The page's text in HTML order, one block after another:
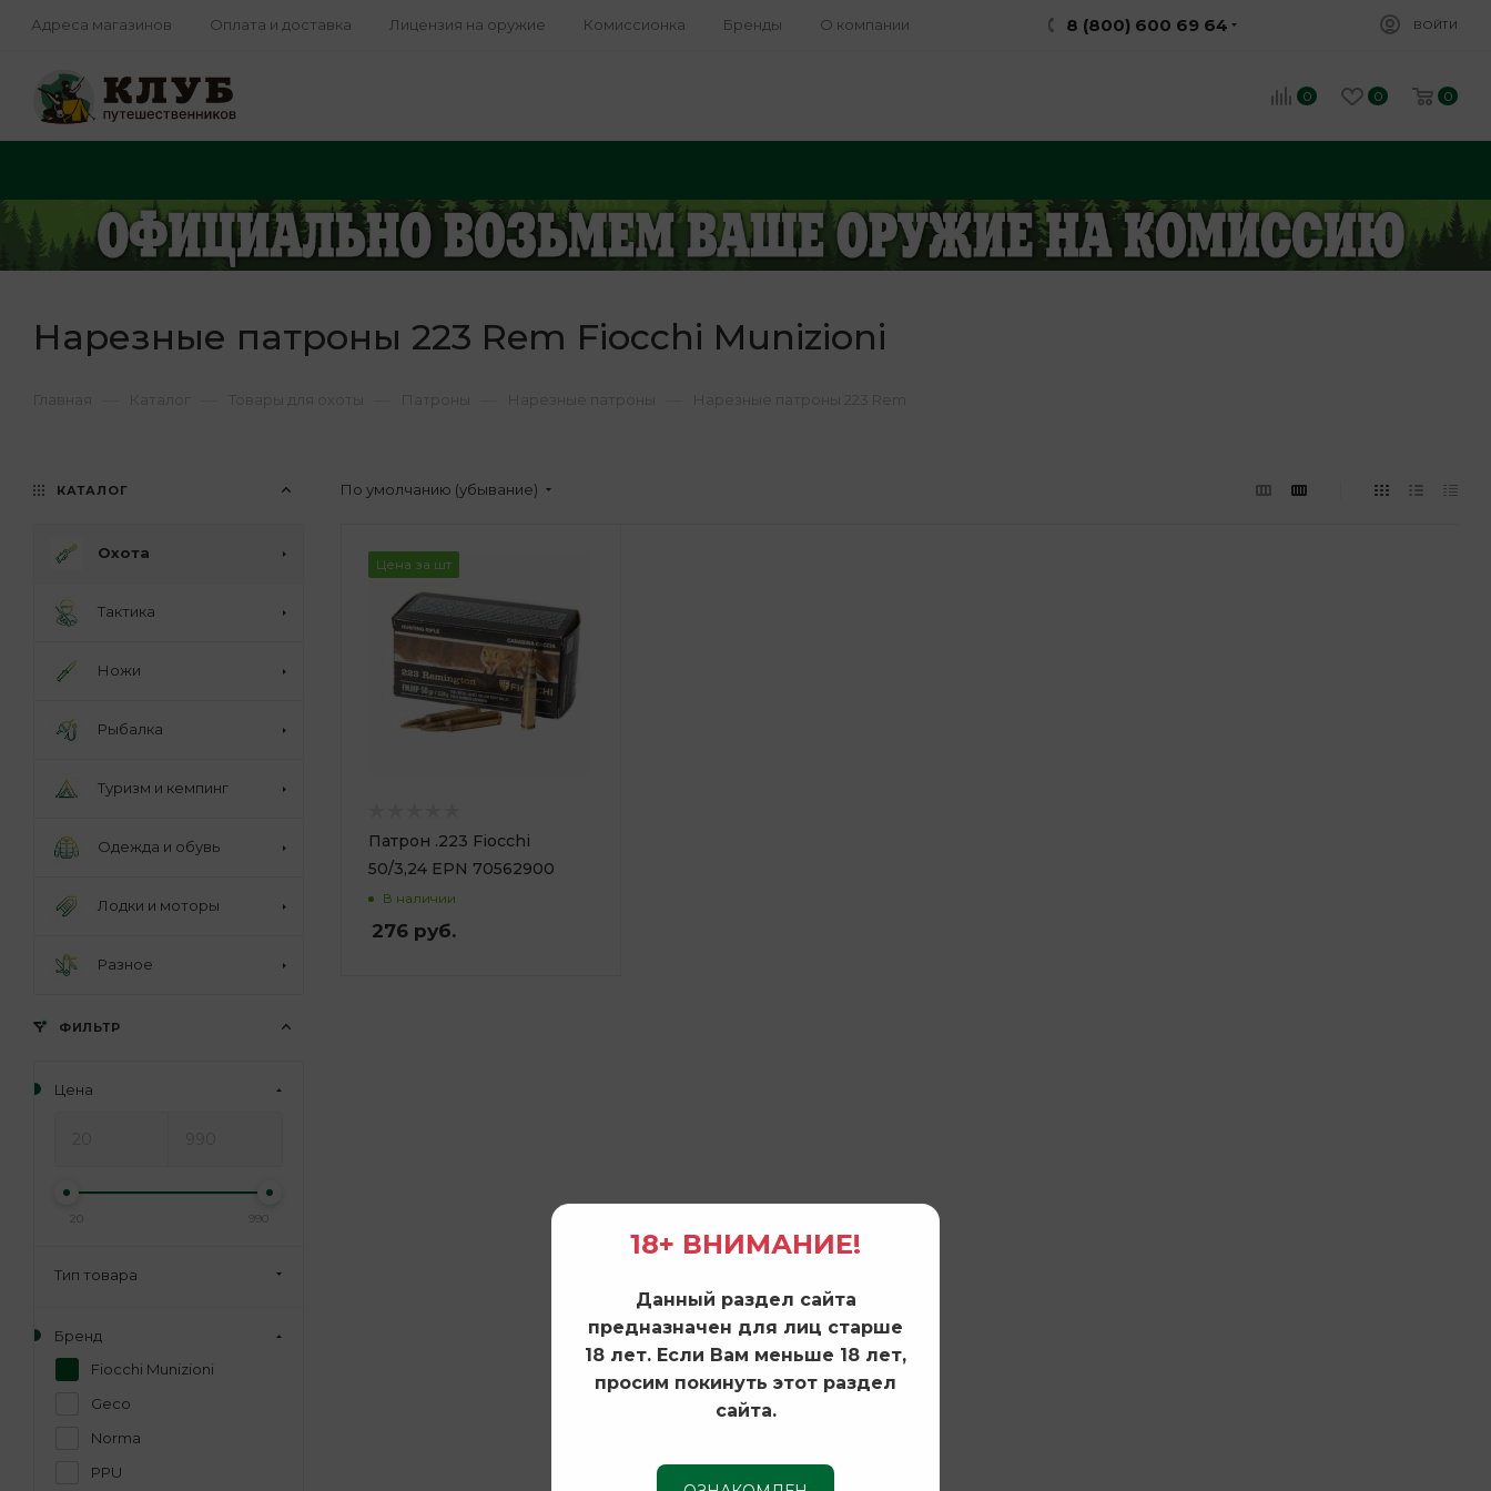
Адреса магазинов Оплата и доставка Лицензия на оружие Комиссионка Бренды О компании 8 (800) 600 69 64 ВОЙТИ
0 0 0
Нарезные патроны 223 Rem Fiocchi Munizioni
По умолчанию (убывание)
Цена за шт
Патрон .223 Fiocchi
50/3,24 EPN 70562900
В наличии
276 руб.
КАТАЛОГ
Охота
Тактика
Ножи
Рыбалка
Туризм и кемпинг
Одежда и обувь
Лодки и моторы
Разное
ФИЛЬТР
Цена
20 990
Тип товара
Бренд
Fiocchi Munizioni
Geco
Norma
PPU
18+ ВНИМАНИЕ!
Данный раздел сайта
предназначен для лиц старше
18 лет. Если Вам меньше 18 лет,
просим покинуть этот раздел
сайта.